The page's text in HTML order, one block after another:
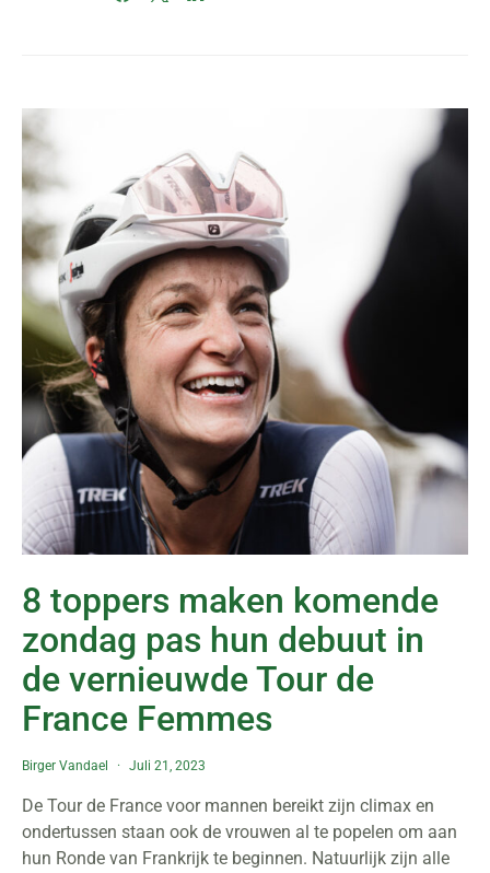
8 toppers maken komende
zondag pas hun debuut in
de vernieuwde Tour de
France Femmes
Birger Vandael Juli 21, 2023
De Tour de France voor mannen bereikt zijn climax en
ondertussen staan ook de vrouwen al te popelen om aan
hun Ronde van Frankrijk te beginnen. Natuurlijk zijn alle